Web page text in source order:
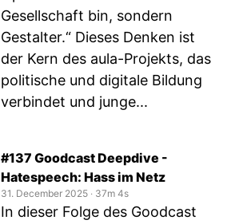
Gesellschaft bin, sondern
Gestalter.“ Dieses Denken ist
der Kern des aula-Projekts, das
politische und digitale Bildung
verbindet und junge...
#137 Goodcast Deepdive -
Hatespeech: Hass im Netz
31. December 2025 ‧ 37m 4s
In dieser Folge des Goodcast